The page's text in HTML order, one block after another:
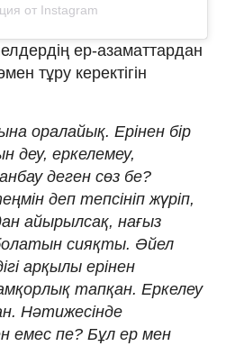
от Instagram
ер-азаматтардан
тұру керектігін
оралайық. Ерінен бір
еркелемеу,
деген сөз бе?
деп тепсініп жүріп,
айырылсақ, нағыз
сияқты. Әйел
арқылы ерінен
тапқан. Еркелеу
Нәтижесінде
емес пе? Бұл ер мен